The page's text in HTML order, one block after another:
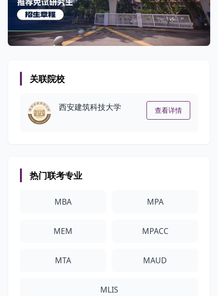
关联院校
西安建筑科技大学 查看详情
热门联考专业
MBA MPA
MEM MPACC
MTA MAUD
MLIS